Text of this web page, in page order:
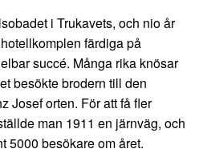
i Trukavets, och nio år
färdiga på
succé. Många rika knösar
besökte brodern till den
Josef orten. För att få fler
man 1911 en järnväg, och
5000 besökare om året.